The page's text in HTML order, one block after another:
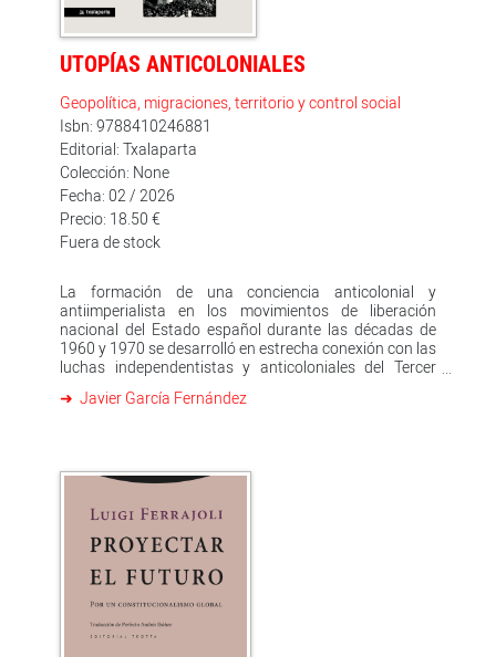
UTOPÍAS ANTICOLONIALES
Geopolítica, migraciones, territorio y control social
Isbn: 9788410246881
Editorial: Txalaparta
Colección: None
Fecha: 02 / 2026
Precio: 18.50 €
Fuera de stock
La formación de una conciencia anticolonial y
antiimperialista en los movimientos de liberación
nacional del Estado español durante las décadas de
1960 y 1970 se desarrolló en estrecha conexión con las
luchas independentistas y anticoloniales del Tercer
locales, los nacionalismos de izquierda incorporaron
solidaridad internacionalista en ciudades como París,
Este ensayo recorre los casos de Euskal Herria,
Catalunya, Galiza, Canarias y Andalucía para mostrar
cómo estos movimientos elaboraron una
interpretación propia del colonialismo interno y
articularon proyectos de emancipación nacional desde
claves antiimperialistas. A través de documentos como
la Carta de Brest y experiencias como el
Javier García Fernández